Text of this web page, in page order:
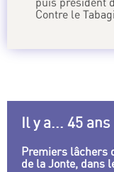
Contre le
Il y a... 45 ans
Premiers lâchers
de la Jonte, dans